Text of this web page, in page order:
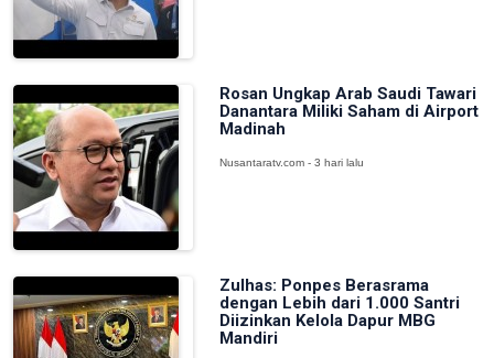
Rosan Ungkap Arab Saudi Tawari
Danantara Miliki Saham di Airport
Madinah
Nusantaratv.com - 3 hari lalu
Zulhas: Ponpes Berasrama
dengan Lebih dari 1.000 Santri
Diizinkan Kelola Dapur MBG
Mandiri